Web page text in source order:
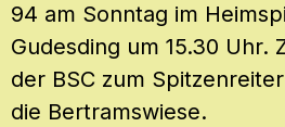
94 am Sonntag im
Gudesding um 15.30 Uhr.
der BSC zum
die Bertramswiese.